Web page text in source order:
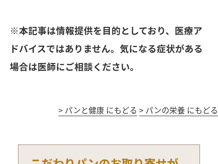
※本記事は情報提供を目的としており、医療ア
ドバイスではありません。気になる症状がある
場合は医師にご相談ください。
> パンと健康 にもどる > パンの栄養 にもどる